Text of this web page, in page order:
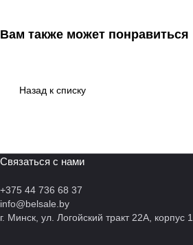
Вам также может понравиться
Назад к списку
Связаться с нами
+375 44 736 68 37
info@belsale.by
г. Минск, ул. Логойский тракт 22А, корпус 1